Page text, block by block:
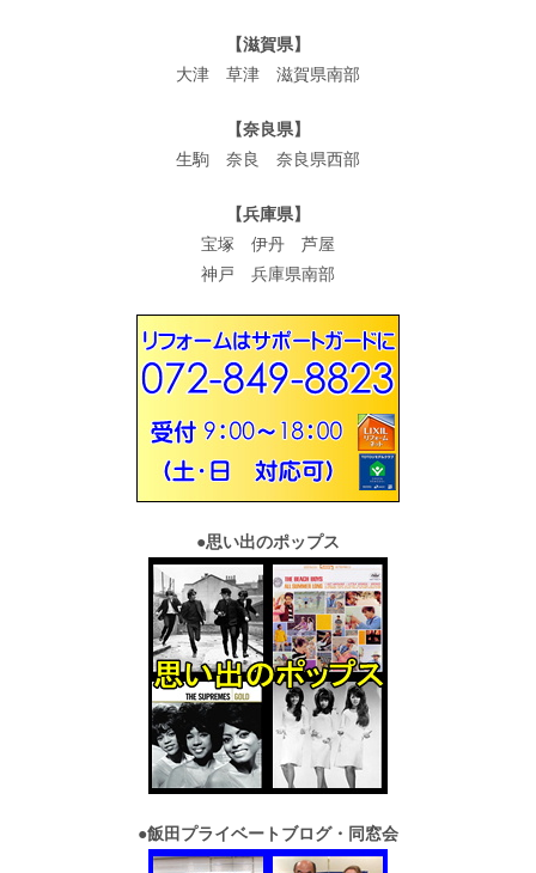
【滋賀県】
大津 草津 滋賀県南部
【奈良県】
生駒 奈良 奈良県西部
【兵庫県】
宝塚 伊丹 芦屋
神戸 兵庫県南部
●思い出のポップス
●飯田プライベートブログ・同窓会